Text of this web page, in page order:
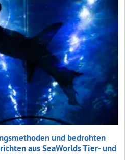
und bedrohten
aus SeaWorlds Tier- und